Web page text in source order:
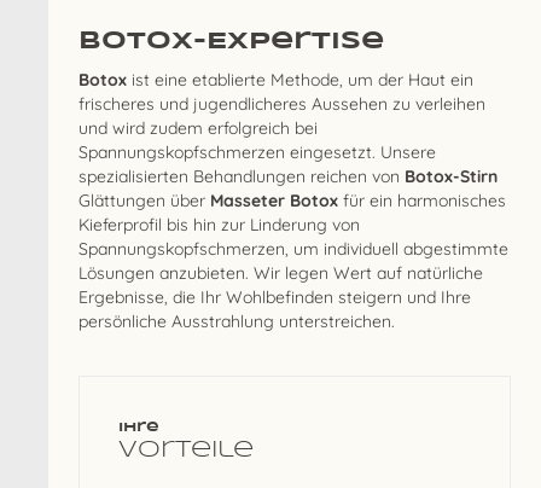
Botox-Expertise
Botox ist eine etablierte Methode, um der Haut ein
frischeres und jugendlicheres Aussehen zu verleihen
und wird zudem erfolgreich bei
Spannungskopfschmerzen eingesetzt. Unsere
spezialisierten Behandlungen reichen von Botox-Stirn
Glättungen über Masseter Botox für ein harmonisches
Kieferprofil bis hin zur Linderung von
Spannungskopfschmerzen, um individuell abgestimmte
Lösungen anzubieten. Wir legen Wert auf natürliche
Ergebnisse, die Ihr Wohlbefinden steigern und Ihre
persönliche Ausstrahlung unterstreichen.
Ihre
Vorteile